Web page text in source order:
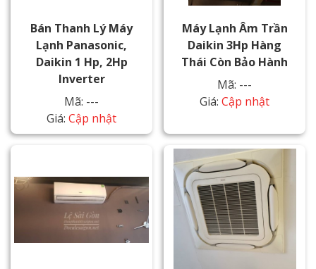
Bán Thanh Lý Máy
Lạnh Panasonic,
Daikin 1 Hp, 2Hp
Inverter
Mã: ---
Giá: Cập nhật
Máy Lạnh Âm Trần
Daikin 3Hp Hàng
Thái Còn Bảo Hành
Mã: ---
Giá: Cập nhật